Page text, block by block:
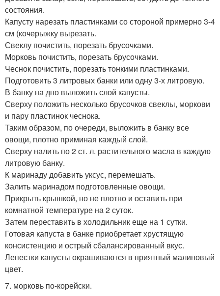
состояния.
Капусту нарезать пластинками со стороной примерно 3-4
см (кочерыжку вырезать.
Свеклу почистить, порезать брусочками.
Морковь почистить, порезать брусочками.
Чеснок почистить, порезать тонкими пластинками.
Подготовить 3 литровых банки или одну 3-х литровую.
В банку на дно выложить слой капусты.
Сверху положить несколько брусочков свеклы, моркови
и пару пластинок чеснока.
Таким образом, по очереди, выложить в банку все
овощи, плотно приминая каждый слой.
Сверху налить по 2 ст. л. растительного масла в каждую
литровую банку.
К маринаду добавить уксус, перемешать.
Залить маринадом подготовленные овощи.
Прикрыть крышкой, но не плотно и оставить при
комнатной температуре на 2 суток.
Затем переставить в холодильник еще на 1 сутки.
Готовая капуста в банке приобретает хрустящую
консистенцию и острый сбалансированный вкус.
Лепестки капусты окрашиваются в приятный малиновый
цвет.
7. морковь по-корейски.